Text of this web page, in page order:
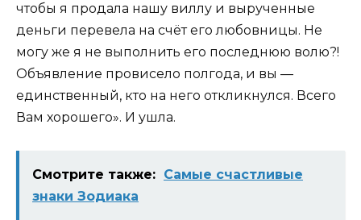
чтобы я продала нашу виллу и вырученные
деньги перевела на счёт его любовницы. Не
могу же я не выполнить его последнюю волю?!
Объявление провисело полгода, и вы —
единственный, кто на него откликнулся. Всего
Вам хорошего». И ушла.
Смотрите также: Самые счастливые
знаки Зодиака